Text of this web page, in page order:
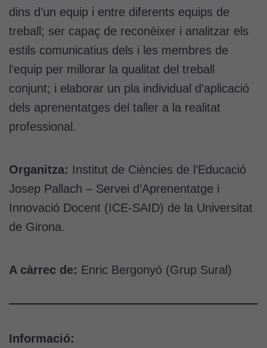
dins d’un equip i entre diferents equips de
treball; ser capaç de reconèixer i analitzar els
estils comunicatius dels i les membres de
l’equip per millorar la qualitat del treball
conjunt; i elaborar un pla individual d’aplicació
dels aprenentatges del taller a la realitat
professional.
Organitza: Institut de Ciències de l’Educació
Josep Pallach – Servei d’Aprenentatge i
Innovació Docent (ICE-SAID) de la Universitat
de Girona.
A càrrec de: Enric Bergonyó (Grup Sural)
Informació: